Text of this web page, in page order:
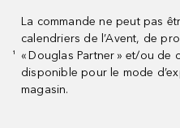
¹
La commande ne peut pas
calendriers de l’Avent, de
« Douglas Partner » et/ou de
disponible pour le mode
magasin.